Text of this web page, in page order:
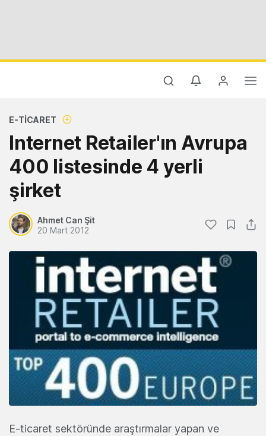
E-TICARET
Internet Retailer'ın Avrupa
400 listesinde 4 yerli
şirket
Ahmet Can Şit
20 Mart 2012
E-ticaret sektöründe araştırmalar yapan ve